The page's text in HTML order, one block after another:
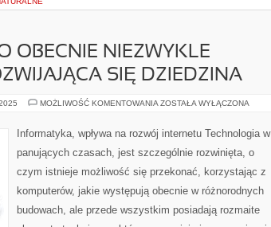
OBECNIE NIEZWYKLE
SIĘ DZIEDZINA
MOŻLIWOŚĆ KOMENTOWANIA INFORMATYKA,
NIEZWYKLE
DYNAMICZNIE
SIĘ
ZOSTAŁA WYŁĄCZONA
Informatyka, wpływa na rozwój internetu Technologia w
panujących czasach, jest szczególnie rozwinięta, o
czym istnieje możliwość się przekonać, korzystając z
komputerów, jakie występują obecnie w różnorodnych
budowach, ale przede wszystkim posiadają rozmaite